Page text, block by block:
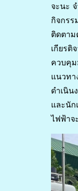
จะนะ
กิจกรร
ติดตาม
เกียร
ควบคุม
แนวทา
ดำเนิน
และนัก
ไฟฟ้าจ